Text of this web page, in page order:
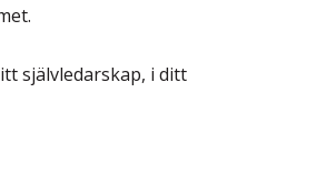
självledarskap, i ditt